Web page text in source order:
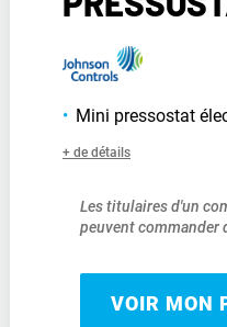
Mini pressostat
+ de détails
Les titulaires d'un
peuvent commander
VOIR MON